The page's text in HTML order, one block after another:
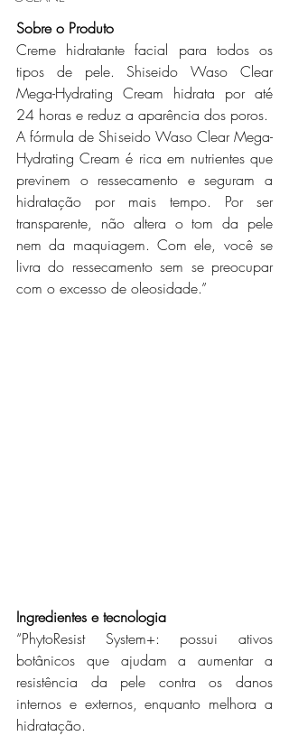
Sobre o Produto
Creme hidratante facial para todos os
tipos de pele. Shiseido Waso Clear
Mega-Hydrating Cream hidrata por até
24 horas e reduz a aparência dos poros.
A fórmula de Shiseido Waso Clear Mega-
Hydrating Cream é rica em nutrientes que
previnem o ressecamento e seguram a
hidratação por mais tempo. Por ser
transparente, não altera o tom da pele
nem da maquiagem. Com ele, você se
livra do ressecamento sem se preocupar
com o excesso de oleosidade.”
Ingredientes e tecnologia
“PhytoResist System+: possui ativos
botânicos que ajudam a aumentar a
resistência da pele contra os danos
internos e externos, enquanto melhora a
hidratação.